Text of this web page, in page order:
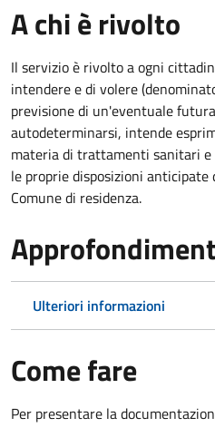
A chi è rivolto
Il servizio è rivolto a ogni
intendere e di volere
previsione di un'eventuale
autodeterminarsi, intende
materia di trattamenti sanitari e
le proprie disposizioni anticipate
Comune di residenza.
Ulteriori informazioni
Come fare
Per presentare la